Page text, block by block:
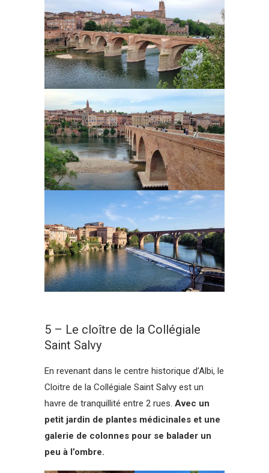
5 – Le cloître de la Collégiale
Saint Salvy
En revenant dans le centre historique d’Albi, le
Cloitre de la Collégiale Saint Salvy est un
havre de tranquillité entre 2 rues. Avec un
petit jardin de plantes médicinales et une
galerie de colonnes pour se balader un
peu à l’ombre.